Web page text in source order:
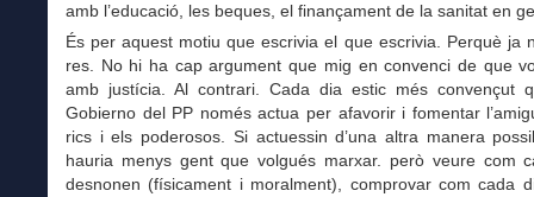
amb l’educació, les beques, el finançament de la sanitat en
És per aquest motiu que escrivia el que escrivia. Perquè ja
res. No hi ha cap argument que mig en convenci de que
amb justícia. Al contrari. Cada dia estic més convençut
Gobierno del PP només actua per afavorir i fomentar
rics i els poderosos. Si actuessin d’una altra manera
hauria menys gent que volgués marxar. però veure com
desnonen (físicament i moralment), comprovar com cada